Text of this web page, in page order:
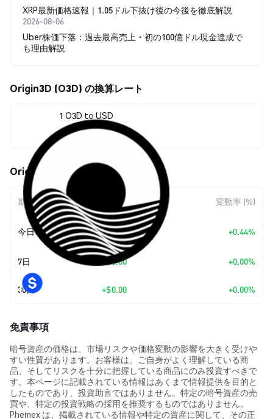
XRP最新価格速報｜1.05ドル下抜け後の今後を徹底解説
2026-08-06
Uber株価下落：過去最高売上・初の100億ドル現金達成で
も理由解説
Origin3D (O3D) の換算レート
1 O3D to USD
$0.00002048
Origin3D (O3D) の価格変動
期間 金額変動 変動率 (%)
今日 +$0.078959 +0.44%
7日 $0.00 +0.00%
30日 +$0.00 +0.00%
免責事項
暗号資産の価格は、市場リスクや価格変動の影響を大きく受けや
すい性質があります。お客様は、ご自身がよく理解している商
品、そしてリスクを十分に把握している商品にのみ投資すべきで
す。本ページに記載されている情報はあくまで情報提供を目的と
したものであり、投資助言ではありません。特定の暗号資産の売
買や、特定の投資戦略の採用を推奨するものではありません。
Phemex は、掲載されている情報や特定の資産に関して、その正